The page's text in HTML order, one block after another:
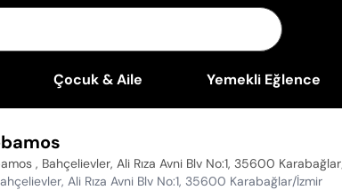
Çocuk & Aile Yemekli Eğlence
, Bahçelievler, Ali Rıza Avni Blv No:1, 35600
Ali Rıza Avni Blv No:1, 35600 Karabağlar/İzmir